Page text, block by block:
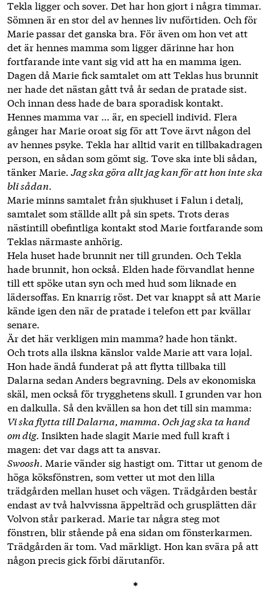
Tekla ligger och sover. Det har hon gjort i några timmar.
­Sömnen är en stor del av hennes liv nuförtiden. Och för
Marie passar det ­ganska bra. För även om hon vet att
det är hennes mamma som ligger därinne har hon
fortfarande inte vant sig vid att ha en mamma igen.
Dagen då Marie fick samtalet om att Teklas hus brunnit
ner hade det nästan gått två år sedan de pratade sist.
Och innan dess hade de bara sporadisk kontakt.
Hennes mamma var … är, en speciell individ. Flera
gånger har ­Marie oroat sig för att Tove ärvt någon del
av hennes psyke. Tekla har alltid varit en tillbakadragen
person, en sådan som gömt sig. Tove ska inte bli sådan,
tänker Marie.Jag ska göra allt jag kan för att hon inte ska
bli sådan.
Marie minns samtalet från sjukhuset i Falun i detalj,
samtalet som ställde allt på sin spets. Trots deras
nästintill obefintliga kontakt stod Marie fortfarande som
Teklas närmaste anhörig.
Hela huset hade brunnit ner till grunden. Och Tekla
hade brunnit, hon också. Elden hade förvandlat henne
till ett spöke utan syn och med hud som liknade en
lädersoffas. En knarrig röst. Det var knappt så att Marie
kände igen den när de pratade i telefon ett par kvällar
senare.
Är det här verkligen min mamma? hade hon tänkt.
Och trots alla ilskna känslor valde Marie att vara lojal.
Hon hade ändå funderat på att flytta tillbaka till
Dalarna sedan Anders begravning. Dels av ekonomiska
skäl, men också för trygghetens skull. I grunden var hon
en dalkulla. Så den kvällen sa hon det till sin ­mamma:
Vi ska flytta till Dalarna, mamma. Och jag ska ta hand
om dig. Insikten hade slagit Marie med full kraft i
magen: det var dags att ta ansvar.
Swoosh. Marie vänder sig hastigt om. Tittar ut genom de
höga köksfönstren, som vetter ut mot den lilla
trädgården mellan huset och vägen. Trädgården består
endast av två halvvissna äppelträd och grusplätten där
Volvon står parkerad. Marie tar några steg mot
fönstren, blir stående på ena sidan om fönsterkarmen.
Trädgården är tom. Vad märkligt. Hon kan svära på att
någon precis gick förbi därutanför.
*